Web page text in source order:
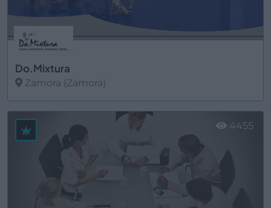
Do.Mixtura
Zamora (Zamora)
4455